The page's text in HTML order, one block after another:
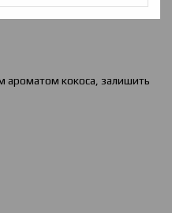
ароматом кокоса, залишить